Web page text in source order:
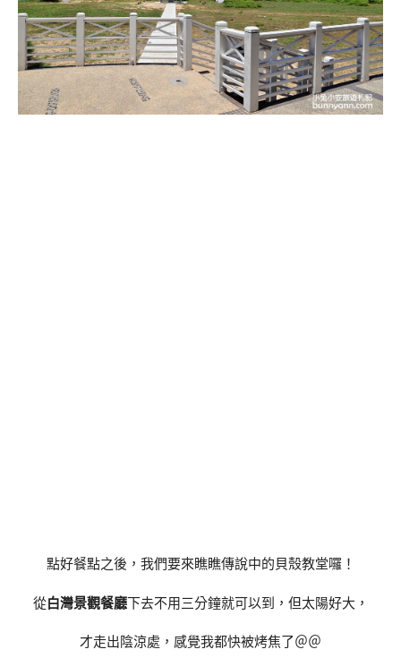
點好餐點之後，我們要來瞧瞧傳說中的貝殼教堂囉！
從白灣景觀餐廳下去不用三分鐘就可以到，但太陽好大，
才走出陰涼處，感覺我都快被烤焦了＠＠